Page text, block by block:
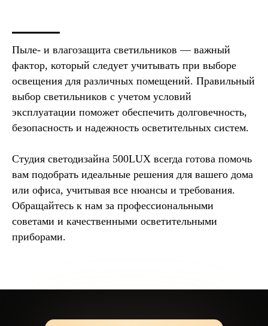
Пыле- и влагозащита светильников — важный
фактор, который следует учитывать при выборе
освещения для различных помещений. Правильный
выбор светильников с учетом условий
эксплуатации поможет обеспечить долговечность,
безопасность и надежность осветительных систем.
Студия светодизайна 500LUX всегда готова помочь
вам подобрать идеальные решения для вашего дома
или офиса, учитывая все нюансы и требования.
Обращайтесь к нам за профессиональными
советами и качественными осветительными
приборами.